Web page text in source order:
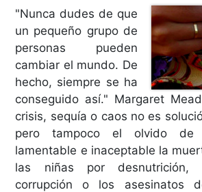
"Nunca dudes de que
un pequeño grupo de
personas pueden
cambiar el mundo. De
hecho, siempre se ha
conseguido así." Margaret
crisis, sequía o caos no es
pero tampoco el olvido
lamentable e inaceptable la
las niñas por
corrupción o los asesinatos